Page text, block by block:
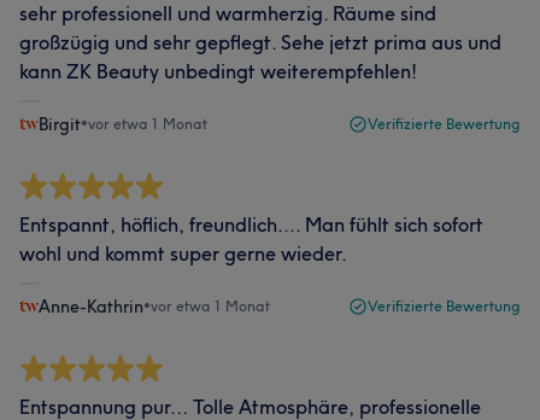
sehr professionell und warmherzig. Räume sind
großzügig und sehr gepflegt. Sehe jetzt prima aus und
kann ZK Beauty unbedingt weiterempfehlen!
Birgit•vor etwa 1 Monat Verifizierte Bewertung
Entspannt, höflich, freundlich.... Man fühlt sich sofort
wohl und kommt super gerne wieder.
Anne-Kathrin•vor etwa 1 Monat Verifizierte Bewertung
Entspannung pur… Tolle Atmosphäre, professionelle